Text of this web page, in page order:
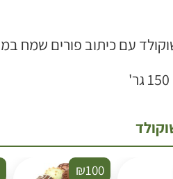
עם כיתוב פורים שמח
₪100